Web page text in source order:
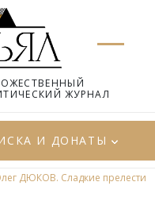
ЖУРНАЛ
И ДОНАТЫ
ДЮКОВ. Сладкие прелести